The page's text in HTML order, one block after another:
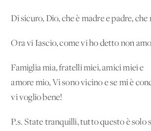
Di sicuro, Dio, che è madre e padre,
Ora vi Iascio, come vi ho detto non
Famiglia mia, fratelli miei, amici miei e
amore mio, Vi sono vicino e se mi è
vi voglio bene!
P.s. State tranquilli, tutto questo è solo